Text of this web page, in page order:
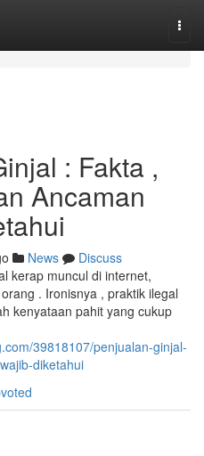
: Fakta ,
Ancaman
News
Discuss
kerap muncul di internet,
. Ironisnya , praktik ilegal
kenyataan pahit yang cukup
39818107/penjualan-ginjal-
diketahui